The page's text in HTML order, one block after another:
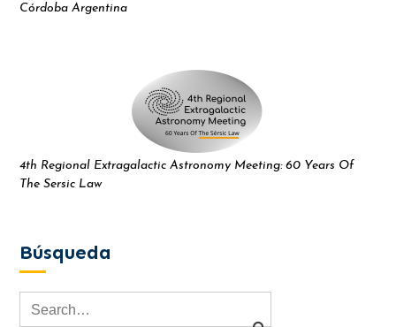
Córdoba Argentina
4th Regional Extragalactic Astronomy Meeting: 60 Years Of
The Sersic Law
Búsqueda